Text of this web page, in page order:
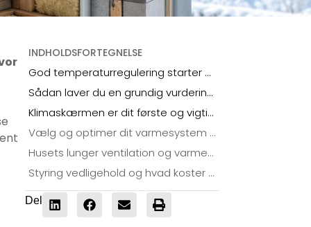
INDHOLDSFORTEGNELSE
God temperaturregulering starter med at forstå dit hus
Sådan laver du en grundig vurdering af din bolig
Klimaskærmen er dit første og vigtigste forsvar
Vælg og optimer dit varmesystem korrekt
Husets lunger ventilation og varmegenvinding
Styring vedligehold og hvad koster det hele
Del